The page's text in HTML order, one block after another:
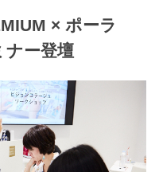
× ポーラ
ナー登壇